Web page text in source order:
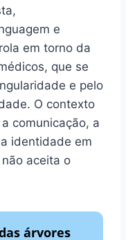
e
em torno da
que se
e pelo
O contexto
comunicação, a
identidade em
aceita o
árvores